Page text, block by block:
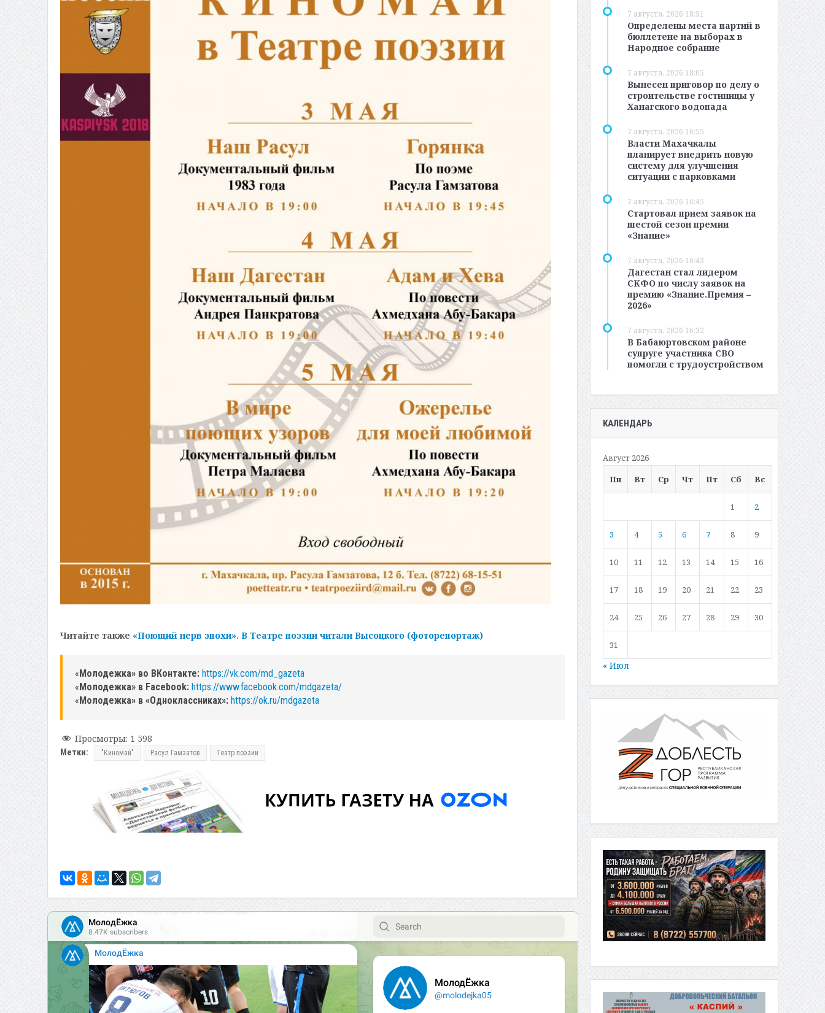
Читайте также «Поющий нерв эпохи». В Театре поэзии читали Высоцкого (фоторепортаж)
«Молодежка» во ВКонтакте: https://vk.com/md_gazeta
«Молодежка» в Facebook: https://www.facebook.com/mdgazeta/
«Молодежка» в «Одноклассниках»: https://ok.ru/mdgazeta
Просмотры: 1 598
Метки: "Киномай" Расул Гамзатов Театр поэзии
7 августа, 2026 18:51
Определены места партий в
бюллетене на выборах в
Народное собрание
7 августа, 2026 18:05
Вынесен приговор по делу о
строительстве гостиницы у
Ханагского водопада
7 августа, 2026 16:55
Власти Махачкалы
планирует внедрить новую
систему для улучшения
ситуации с парковками
7 августа, 2026 16:45
Стартовал прием заявок на
шестой сезон премии
«Знание»
7 августа, 2026 16:43
Дагестан стал лидером
СКФО по числу заявок на
премию «Знание.Премия –
2026»
7 августа, 2026 16:32
В Бабаюртовском районе
супруге участника СВО
помогли с трудоустройством
КАЛЕНДАРЬ
Август 2026
Пн
Вт Ср Чт Пт Сб Вс
1 2
3 4 5 6 7 8 9
10 11 12 13 14 15 16
17 18 19 20 21 22 23
24 25 26 27 28 29 30
31
« Июл